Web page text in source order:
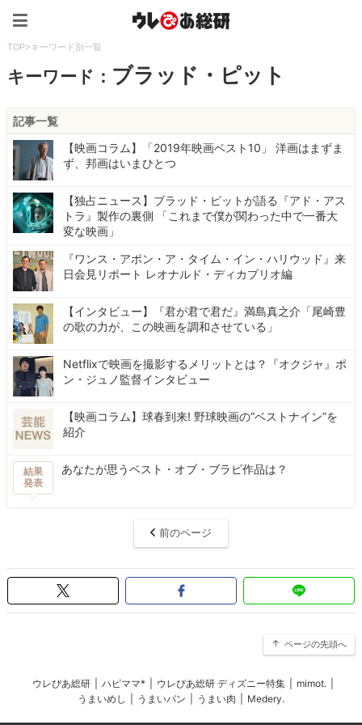
TOP>キーワード別一覧
キーワード： ブラッド・ピット
記事一覧
【映画コラム】「2019年映画ベスト10」 洋画はまずま
ず、邦画はいまひとつ
【独占ニュース】ブラッド・ピットが語る『アド・アス
トラ』製作の裏側 「これまで僕が関わった中で一番大
変な映画」
『ワンス・アポン・ア・タイム・イン・ハリウッド』来
日会見リポート レオナルド・ディカプリオ編
【インタビュー】『君が君で君だ』満島真之介「尾崎豊
の歌の力が、この映画を調和させている」
Netflixで映画を撮影するメリットとは？『オクジャ』ポ
ン・ジュノ監督インタビュー
【映画コラム】球春到来! 野球映画の“ベストナイン”を
紹介
結果
発表
あなたが思うベスト・オブ・ブラピ作品は？
前のページ
ページの先頭へ
ウレぴあ総研 ハピママ* ウレぴあ総研 ディズニー特集 mimot.
うまいめし
うまいパン うまい肉 Medery.